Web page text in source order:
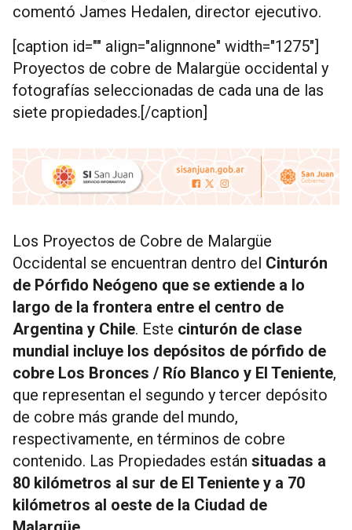
comentó James Hedalen, director ejecutivo.
[caption id="" align="alignnone" width="1275"]
Proyectos de cobre de Malargüe occidental y
fotografías seleccionadas de cada una de las
siete propiedades.[/caption]
Los Proyectos de Cobre de Malargüe
Occidental se encuentran dentro del Cinturón
de Pórfido Neógeno que se extiende a lo
largo de la frontera entre el centro de
Argentina y Chile. Este cinturón de clase
mundial incluye los depósitos de pórfido de
cobre Los Bronces / Río Blanco y El Teniente,
que representan el segundo y tercer depósito
de cobre más grande del mundo,
respectivamente, en términos de cobre
contenido. Las Propiedades están situadas a
80 kilómetros al sur de El Teniente y a 70
kilómetros al oeste de la Ciudad de